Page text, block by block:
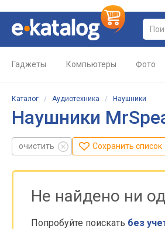
Гаджеты Компьютеры Фото
Каталог / Аудиотехника / Наушники
Наушники
очистить Сохранить список
Не найдено ни
Попробуйте поискать без